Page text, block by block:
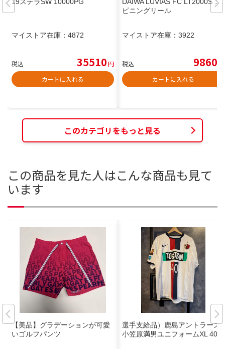
19ステラSW 10000PG
マイストア在庫： 4872
税込 35510円
カートに入れる
DAIWA LUVIAS FC LT2000S ス
ピニングリール
マイストア在庫： 3922
税込 9860
カートに入れる
このカテゴリをもっと見る
この商品を見た人はこんな商品も見て
います
【美品】グラデーションが可愛
いゴルフパンツ
選手支給品）鹿島アントラーズ
小笠原満男ユニフォームXL 40番